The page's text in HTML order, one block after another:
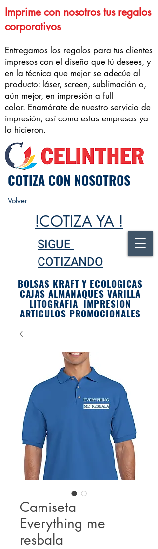
Imprime con nosotros tus regalos
corporativos
Entregamos los regalos para tus clientes
impresos con el diseño que tú desees, y
en la técnica que mejor se adecúe al
producto: láser, screen, sublimación o,
aún mejor, en impresión a full
color. Enamórate de nuestro servicio de
impresión, así como estas empresas ya
lo hicieron.
COTIZA CON NOSOTROS
Volver
!COTIZA YA !
SIGUE
COTIZANDO
BOLSAS KRAFT Y ECOLOGICAS
CAJAS ALMANAQUES VARILLA
LITOGRAFIA IMPRESION
ARTICULOS PROMOCIONALES
Camiseta
Everything me
resbala